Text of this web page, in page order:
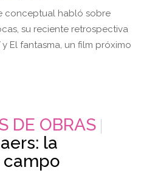
conceptual habló sobre
su reciente retrospectiva
El fantasma, un film próximo
DE OBRAS
la